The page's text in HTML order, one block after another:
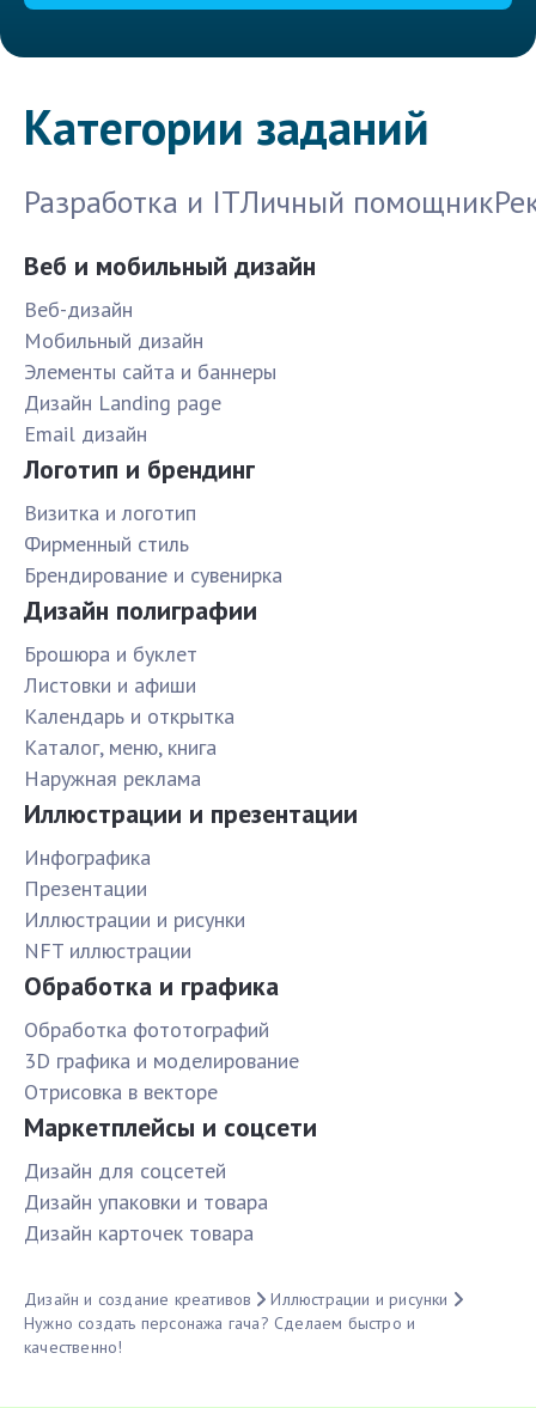
Категории заданий
Разработка и ITЛичный помощник
Веб и мобильный дизайн
Веб-дизайн
Мобильный дизайн
Элементы сайта и баннеры
Дизайн Landing page
Email дизайн
Логотип и брендинг
Визитка и логотип
Фирменный стиль
Брендирование и сувенирка
Дизайн полиграфии
Брошюра и буклет
Листовки и афиши
Календарь и открытка
Каталог, меню, книга
Наружная реклама
Иллюстрации и презентации
Инфографика
Презентации
Иллюстрации и рисунки
NFT иллюстрации
Обработка и графика
Обработка фототографий
3D графика и моделирование
Отрисовка в векторе
Маркетплейсы и соцсети
Дизайн для соцсетей
Дизайн упаковки и товара
Дизайн карточек товара
Дизайн и создание креативов
Иллюстрации и рисунки
Нужно создать персонажа гача? Сделаем быстро и
качественно!